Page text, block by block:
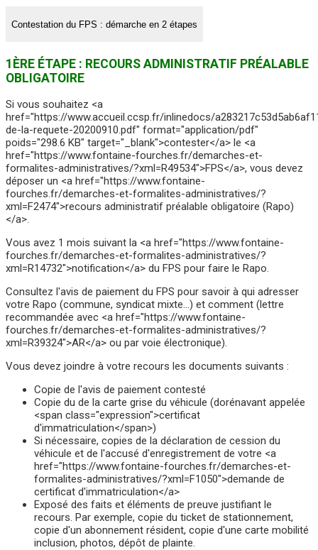
Contestation du FPS : démarche en 2 étapes
1ÈRE ÉTAPE : RECOURS ADMINISTRATIF PRÉALABLE
OBLIGATOIRE
Si vous souhaitez <a
href="https://www.accueil.ccsp.fr/inlinedocs/
de-la-requete-20200910.pdf" format="application/pdf"
poids="298.6 KB" target="_blank">contester</a> le <a
href="https://www.fontaine-fourches.fr/demarches-et-
formalites-administratives/?xml=R49534">FPS</a>, vous devez
déposer un <a href="https://www.fontaine-
fourches.fr/demarches-et-formalites-administratives/?
xml=F2474">recours administratif préalable obligatoire (Rapo)
</a>.
Vous avez 1 mois suivant la <a href="https://www.fontaine-
fourches.fr/demarches-et-formalites-administratives/?
xml=R14732">notification</a> du FPS pour faire le Rapo.
Consultez l'avis de paiement du FPS pour savoir à qui adresser
votre Rapo (commune, syndicat mixte…) et comment (lettre
recommandée avec <a href="https://www.fontaine-
fourches.fr/demarches-et-formalites-administratives/?
xml=R39324">AR</a> ou par voie électronique).
Vous devez joindre à votre recours les documents suivants :
Copie de l'avis de paiement contesté
Copie du de la carte grise du véhicule (dorénavant appelée
<span class="expression">certificat
d'immatriculation</span>)
Si nécessaire, copies de la déclaration de cession du
véhicule et de l'accusé d'enregistrement de votre <a
href="https://www.fontaine-fourches.fr/demarches-et-
formalites-administratives/?xml=F1050">demande de
certificat d'immatriculation</a>
Exposé des faits et éléments de preuve justifiant le
recours. Par exemple, copie du ticket de stationnement,
copie d'un abonnement résident, copie d'une carte mobilité
inclusion, photos, dépôt de plainte.